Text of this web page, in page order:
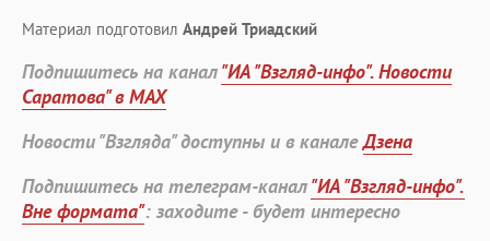
Материал подготовил Андрей Триадский
Подпишитесь на канал"ИА "Взгляд-инфо". Новости
Саратова" в MAX
Новости "Взгляда" доступны и в каналеДзена
Подпишитесь на телеграм-канал"ИА "Взгляд-инфо".
Вне формата": заходите - будет интересно